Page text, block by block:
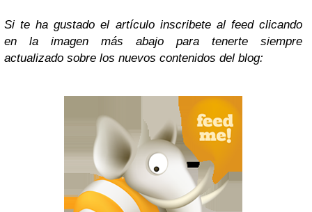
Si te ha gustado el artículo inscribete al feed clicando
en la imagen más abajo para tenerte siempre
actualizado sobre los nuevos contenidos del blog: